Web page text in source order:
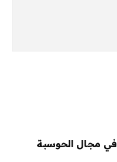
كيف تنافس شركة AMD في مجال الحوسبة